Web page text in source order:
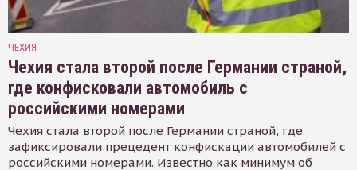
ЧЕХИЯ
Чехия стала второй после Германии страной,
где конфисковали автомобиль с
российскими номерами
Чехия стала второй после Германии страной, где
зафиксировали прецедент конфискации автомобилей с
российскими номерами. Известно как минимум об